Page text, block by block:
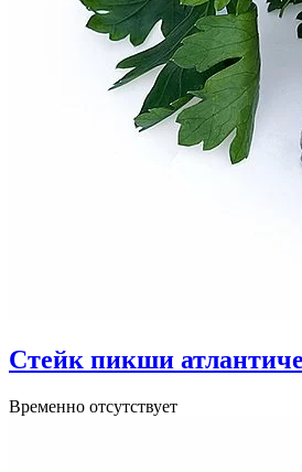
Стейк пикши
Временно отсутствует